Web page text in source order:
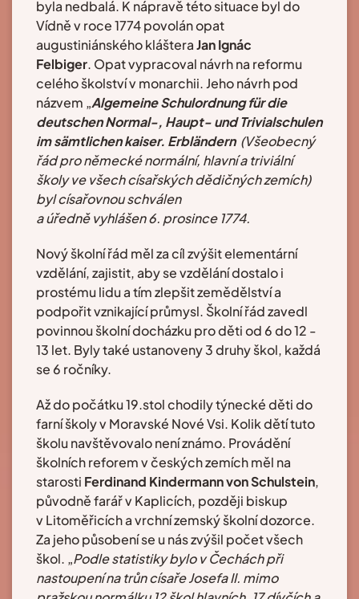
byla nedbalá. K nápravě této situace byl do
Vídně v roce 1774 povolán opat
augustiniánského klášteraJan Ignác
Felbiger. Opat vypracoval návrh na reformu
celého školství v monarchii. Jeho návrh pod
názvem „Algemeine Schulordnung für die
deutschen Normal-, Haupt- und Trivialschulen
im sämtlichen kaiser. Erbländern (Všeobecný
řád pro německé normální, hlavní a triviální
školy ve všech císařských dědičných zemích)
byl císařovnou schválen
a úředně vyhlášen 6. prosince 1774.
Nový školní řád měl za cíl zvýšit elementární
vzdělání, zajistit, aby se vzdělání dostalo i
prostému lidu a tím zlepšit zemědělství a
podpořit vznikající průmysl. Školní řád zavedl
povinnou školní docházku pro děti od 6 do 12 -
13 let. Byly také ustanoveny 3 druhy škol, každá
se 6 ročníky.
Až do počátku 19.stol chodily týnecké děti do
farní školy v Moravské Nové Vsi. Kolik dětí tuto
školu navštěvovalo není známo. Provádění
školních reforem v českých zemích měl na
starosti Ferdinand Kindermann von Schulstein,
původně farář v Kaplicích, později biskup
v Litoměřicích a vrchní zemský školní dozorce.
Za jeho působení se u nás zvýšil počet všech
škol. „Podle statistiky bylo v Čechách při
nastoupení na trůn císaře Josefa II. mimo